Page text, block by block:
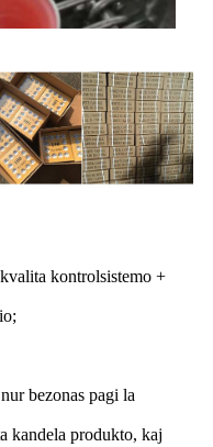
kontrolsistemo +
bezonas pagi la
kandela produkto, kaj